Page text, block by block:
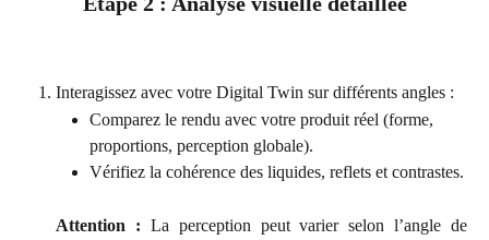
Interagissez avec votre Digital Twin sur différents angles :
Comparez le rendu avec votre produit réel (forme,
proportions, perception globale).
Vérifiez la cohérence des liquides, reflets et contrastes.
Attention : La perception peut varier selon l’angle de